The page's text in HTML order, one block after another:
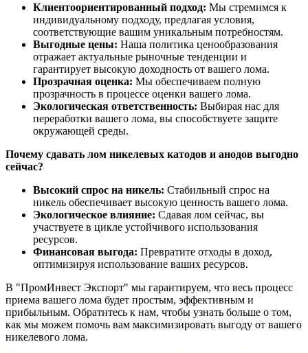
Клиентоориентированный подход: Мы стремимся к
индивидуальному подходу, предлагая условия,
соответствующие вашим уникальным потребностям.
Выгодные цены: Наша политика ценообразования
отражает актуальные рыночные тенденции и
гарантирует высокую доходность от вашего лома.
Прозрачная оценка: Мы обеспечиваем полную
прозрачность в процессе оценки вашего лома.
Экологическая ответственность: Выбирая нас для
переработки вашего лома, вы способствуете защите
окружающей среды.
Почему сдавать лом никелевых катодов и анодов выгодно
сейчас?
Высокий спрос на никель: Стабильный спрос на
никель обеспечивает высокую ценность вашего лома.
Экологическое влияние: Сдавая лом сейчас, вы
участвуете в цикле устойчивого использования
ресурсов.
Финансовая выгода: Превратите отходы в доход,
оптимизируя использование ваших ресурсов.
В "ПромИнвест Экспорт" мы гарантируем, что весь процесс
приема вашего лома будет простым, эффективным и
прибыльным. Обратитесь к нам, чтобы узнать больше о том,
как мы можем помочь вам максимизировать выгоду от вашего
никелевого лома.